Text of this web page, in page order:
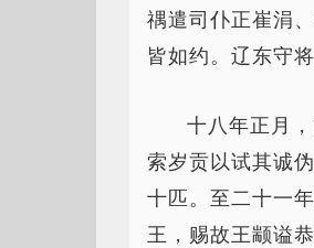
禑遣司仆正崔涓
皆如约。辽东守
十八年正月
索岁贡以试其诚
十匹。至二十一
王，赐故王颛谥恭